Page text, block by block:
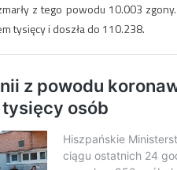
z tego powodu 10.003
tysięcy i doszła do 110.238.